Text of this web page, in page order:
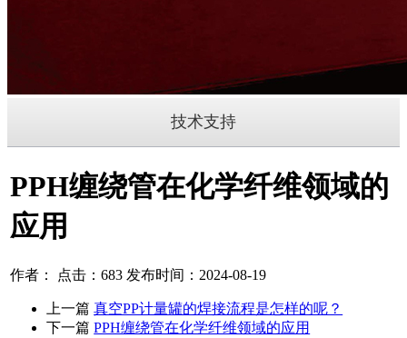
技术支持
PPH缠绕管在化学纤维领域的
应用
作者： 点击：683 发布时间：2024-08-19
上一篇 真空PP计量罐的焊接流程是怎样的呢？
下一篇 PPH缠绕管在化学纤维领域的应用